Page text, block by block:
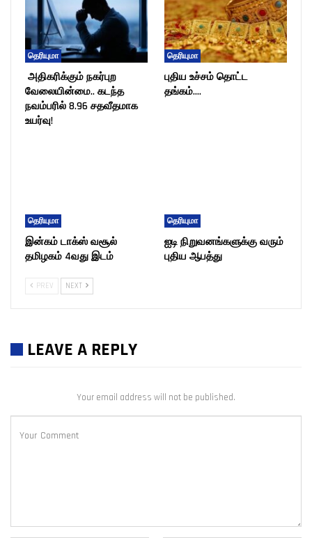
தெரியுமா
அதிகரிக்கும் நகர்புற
வேலையின்மை.. கடந்த
நவம்பரில் 8.96 சதவீதமாக
உயர்வு!
தெரியுமா
புதிய உச்சம் தொட்ட
தங்கம்….
தெரியுமா
இன்கம் டாக்ஸ் வசூல்
தமிழகம் 4வது இடம்
தெரியுமா
ஐடி நிறுவனங்களுக்கு வரும்
புதிய ஆபத்து
PREV NEXT
LEAVE A REPLY
Your email address will not be published.